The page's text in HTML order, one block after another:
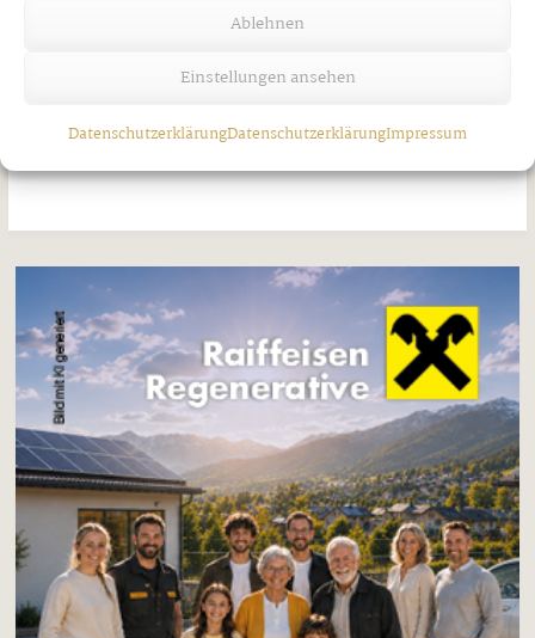
Ablehnen
Einstellungen ansehen
DatenschutzerklärungDatenschutzerklärungImpressum
Jakobi-Patrozinium in Strass
Freitag, 7. August 2026